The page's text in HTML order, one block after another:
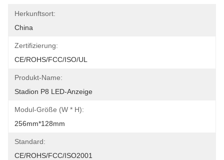
Herkunftsort:
China
Zertifizierung:
CE/ROHS/FCC/ISO/UL
Produkt-Name:
Stadion P8 LED-Anzeige
Modul-Größe (W * H):
256mm*128mm
Standard:
CE/ROHS/FCC/ISO2001